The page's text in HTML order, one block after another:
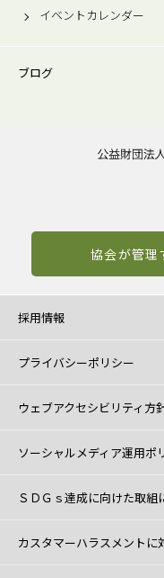
イベントカレンダー
ブログ
協会が管理
採用情報
プライバシーポリシー
ウェブアクセシビリティ方
ソーシャルメディア運用ポ
ＳＤＧｓ達成に向けた取組
カスタマーハラスメントに